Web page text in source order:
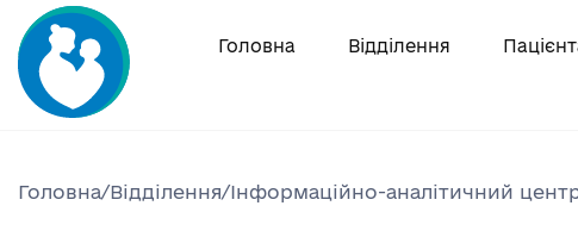
Skip
to
content
Головна Відділення
Головна/Відділення/Інформаційно-аналітичний